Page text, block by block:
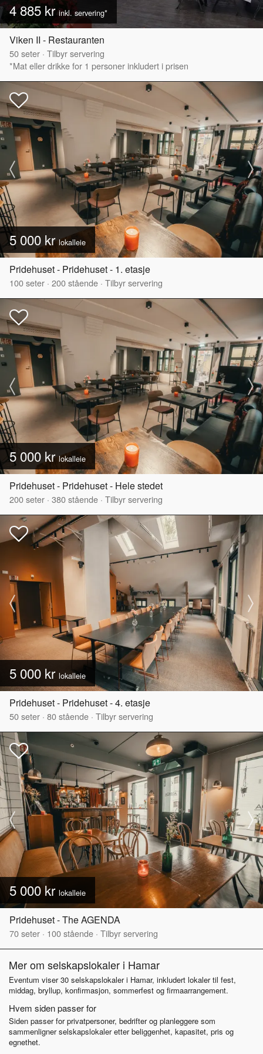
4 885 kr inkl. servering*
Viken II - Restauranten
50seter · Tilbyr servering
*Mat eller drikke for 1 personer inkludert i prisen
5 000 krlokalleie
Pridehuset - Pridehuset - 1. etasje
100seter · 200stående · Tilbyr servering
5 000 krlokalleie
Pridehuset - Pridehuset - Hele stedet
200seter · 380stående · Tilbyr servering
5 000 kr lokalleie
Pridehuset - Pridehuset - 4. etasje
50seter · 80stående · Tilbyr servering
5 000 kr lokalleie
Pridehuset - The AGENDA
70seter · 100stående · Tilbyr servering
Mer om selskapslokaler i Hamar
Eventum viser 30 selskapslokaler i Hamar, inkludert lokaler til fest,
middag, bryllup, konfirmasjon, sommerfest og firmaarrangement.
Hvem siden passer for
Siden passer for privatpersoner, bedrifter og planleggere som
sammenligner selskapslokaler etter beliggenhet, kapasitet, pris og
egnethet.